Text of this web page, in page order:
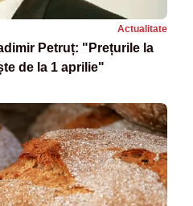
Actualitate
Petruț: "Prețurile la
de la 1 aprilie"